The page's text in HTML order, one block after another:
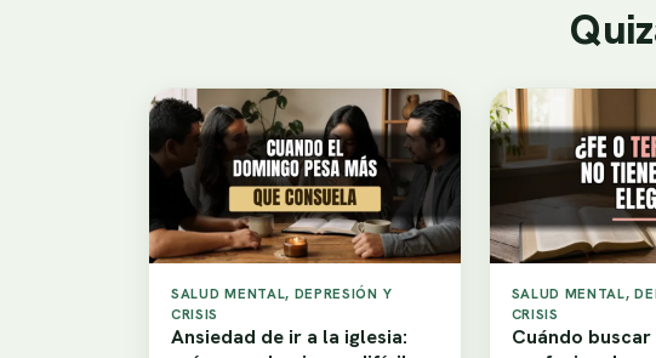
SALUD MENTAL, DEPRESIÓN Y
CRISIS
Ansiedad de ir a la iglesia:
SALUD MENTAL,
CRISIS
Cuándo buscar